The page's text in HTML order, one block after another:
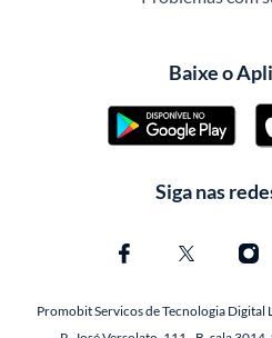
Baixe o
Siga nas
Promobit Servicos de Tecnologia